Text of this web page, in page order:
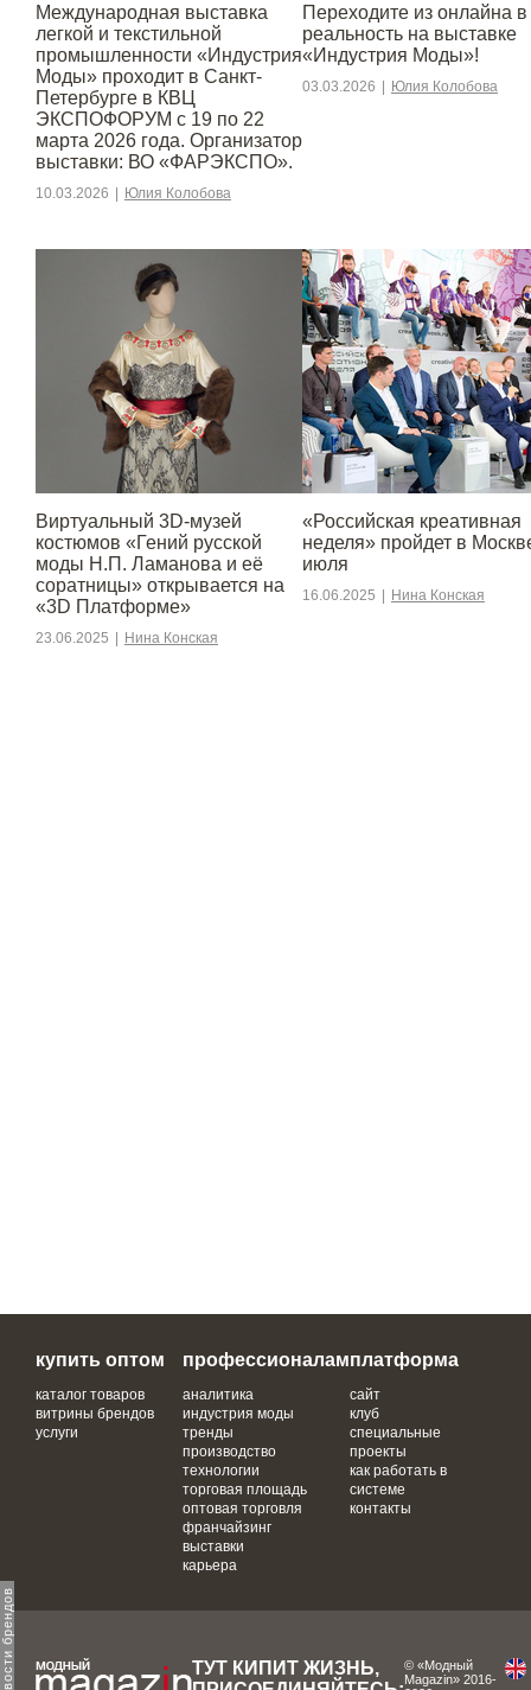
Международная выставка
легкой и текстильной
промышленности «Индустрия
Моды» проходит в Санкт-
Петербурге в КВЦ
ЭКСПОФОРУМ с 19 по 22
марта 2026 года. Организатор
выставки: ВО «ФАРЭКСПО».
10.03.2026 Юлия Колобова
Переходите из онлайна в
реальность на выставке
«Индустрия Моды»!
03.03.2026 Юлия Колобова
Виртуальный 3D-музей
костюмов «Гений русской
моды Н.П. Ламанова и её
соратницы» открывается на
«3D Платформе»
23.06.2025 Нина Конская
«Российская креативная
неделя» пройдет в
июля
16.06.2025 Нина Конская
купить оптом
каталог товаров
витрины брендов
услуги
профессионалам
аналитика
индустрия моды
тренды
производство
технологии
торговая площадь
оптовая торговля
франчайзинг
выставки
карьера
платформа
сайт
клуб
специальные
проекты
как работать в
системе
контакты
ТУТ КИПИТ ЖИЗНЬ,
© «Модный
Magazin» 2016-